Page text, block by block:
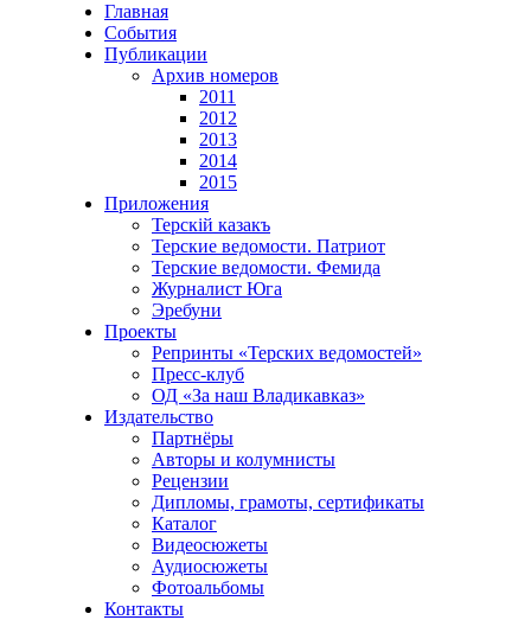
Главная
События
Публикации
Архив номеров
2011
2012
2013
2014
2015
Приложения
Терскiй казакъ
Терские ведомости. Патриот
Терские ведомости. Фемида
Журналист Юга
Эребуни
Проекты
Репринты «Терских ведомостей»
Пресс-клуб
ОД «За наш Владикавказ»
Издательство
Партнёры
Авторы и колумнисты
Рецензии
Дипломы, грамоты, сертификаты
Каталог
Видеосюжеты
Аудиосюжеты
Фотоальбомы
Контакты